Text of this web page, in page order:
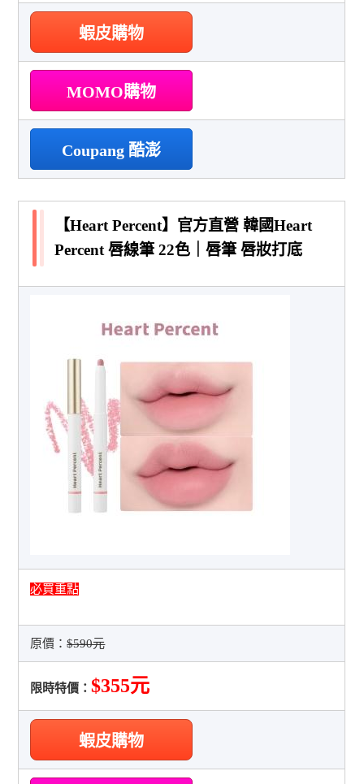
蝦皮購物
MOMO購物
Coupang 酷澎
【Heart Percent】官方直營 韓國Heart
Percent 唇線筆 22色｜唇筆 唇妝打底
必買重點
原價：$590元
限時特價：$355元
蝦皮購物